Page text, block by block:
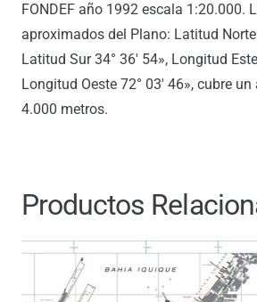
FONDEF año 1992 escala 1:20.000.
aproximados del Plano: Latitud Norte
Latitud Sur 34° 36′ 54», Longitud
Longitud Oeste 72° 03′ 46», cubre
4.000 metros.
Productos